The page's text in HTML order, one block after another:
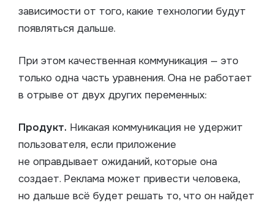
зависимости от того, какие технологии будут
появляться дальше.
При этом качественная коммуникация — это
только одна часть уравнения. Она не работает
в отрыве от двух других переменных:
Продукт. Никакая коммуникация не удержит
пользователя, если приложение
не оправдывает ожиданий, которые она
создает. Реклама может привести человека,
но дальше всё будет решать то, что он найдет